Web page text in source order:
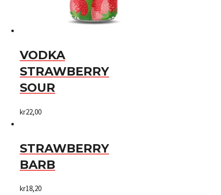
VODKA
STRAWBERRY
SOUR
kr22,00
STRAWBERRY
BARB
kr18,20